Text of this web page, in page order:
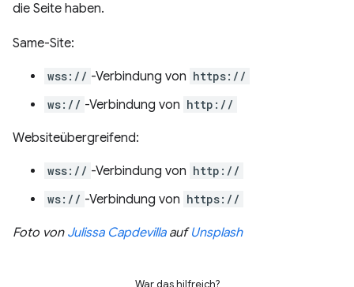
die Seite haben.
Same-Site:
wss:// -Verbindung von https://
ws:// -Verbindung von http://
Websiteübergreifend:
wss:// -Verbindung von http://
ws:// -Verbindung von https://
Foto von Julissa CapdevillaaufUnsplash